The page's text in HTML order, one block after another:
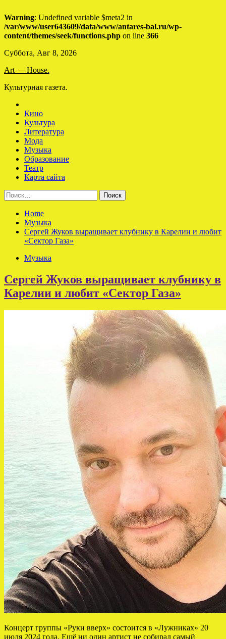
Warning: Undefined variable $meta2 in
/var/www/user643609/data/www/antares-bal.ru/wp-
content/themes/seek/functions.php on line 366
Skip
content
Суббота, Авг 8, 2026
Art — House.
Культурная газета.
Кино
Культура
Литература
Мода
Музыка
Образование
Театр
Карта сайта
Найти:
Home
Музыка
Сергей Жуков выращивает клубнику в Карелии и любит
«Сектор Газа»
Музыка
Сергей Жуков выращивает клубнику в
Карелии и любит «Сектор Газа»
Концерт группы «Руки вверх» состоится в «Лужниках» 20
июля 2024 года. Ещё ни один артист не собирал самый